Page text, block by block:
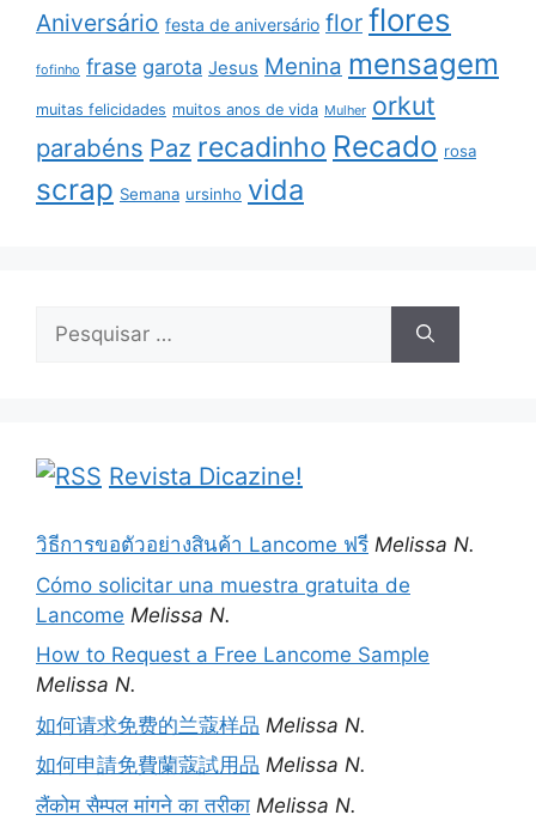
Aniversário festa de aniversário flor flores
fofinho frase garota Jesus Menina mensagem
muitas felicidades muitos anos de vida Mulher orkut
parabéns Paz recadinho Recado rosa
scrap Semana ursinho vida
Pesquisar
Revista Dicazine!
วิธีการขอตัวอย่างสินค้า Lancome ฟรี Melissa N.
Cómo solicitar una muestra gratuita de
Lancome Melissa N.
How to Request a Free Lancome Sample
Melissa N.
如何请求免费的兰蔻样品 Melissa N.
如何申請免費蘭蔻試用品 Melissa N.
लैंकोम सैम्पल मांगने का तरीका Melissa N.